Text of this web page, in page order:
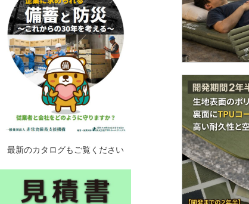
最新のカタログもご覧ください